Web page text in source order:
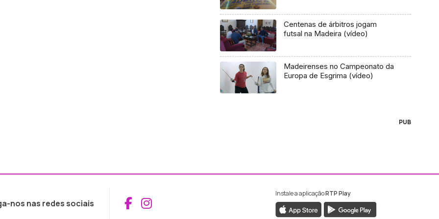
Centenas de árbitros jogam
futsal na Madeira (vídeo)
Madeirenses no Campeonato da
Europa de Esgrima (vídeo)
PUB
nos nas redes sociais Aceder ao Facebook da RTP Madeira
Aceder ao Instagram da RTP Madeira
Instale a aplicaçãoRTP Play